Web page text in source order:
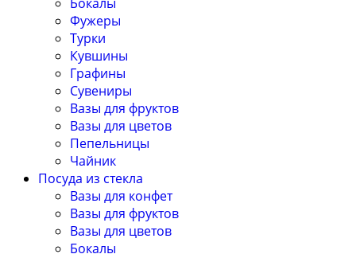
Фужеры
Турки
Кувшины
Графины
Сувениры
Вазы для фруктов
Вазы для цветов
Пепельницы
Чайник
Посуда из стекла
Вазы для конфет
Вазы для фруктов
Вазы для цветов
Бокалы